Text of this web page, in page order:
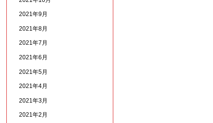
2021年9月
2021年8月
2021年7月
2021年6月
2021年5月
2021年4月
2021年3月
2021年2月